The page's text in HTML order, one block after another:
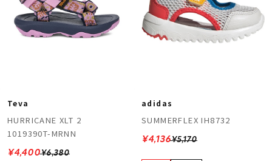
Teva
HURRICANE XLT 2
1019390T-MRNN
¥6,380
¥4,400
adidas
SUMMERFLEX IH8732
¥5,170
¥4,136